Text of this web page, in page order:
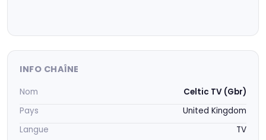
INFO CHAÎNE
Nom
Celtic TV (Gbr)
Pays
United Kingdom
Langue
TV